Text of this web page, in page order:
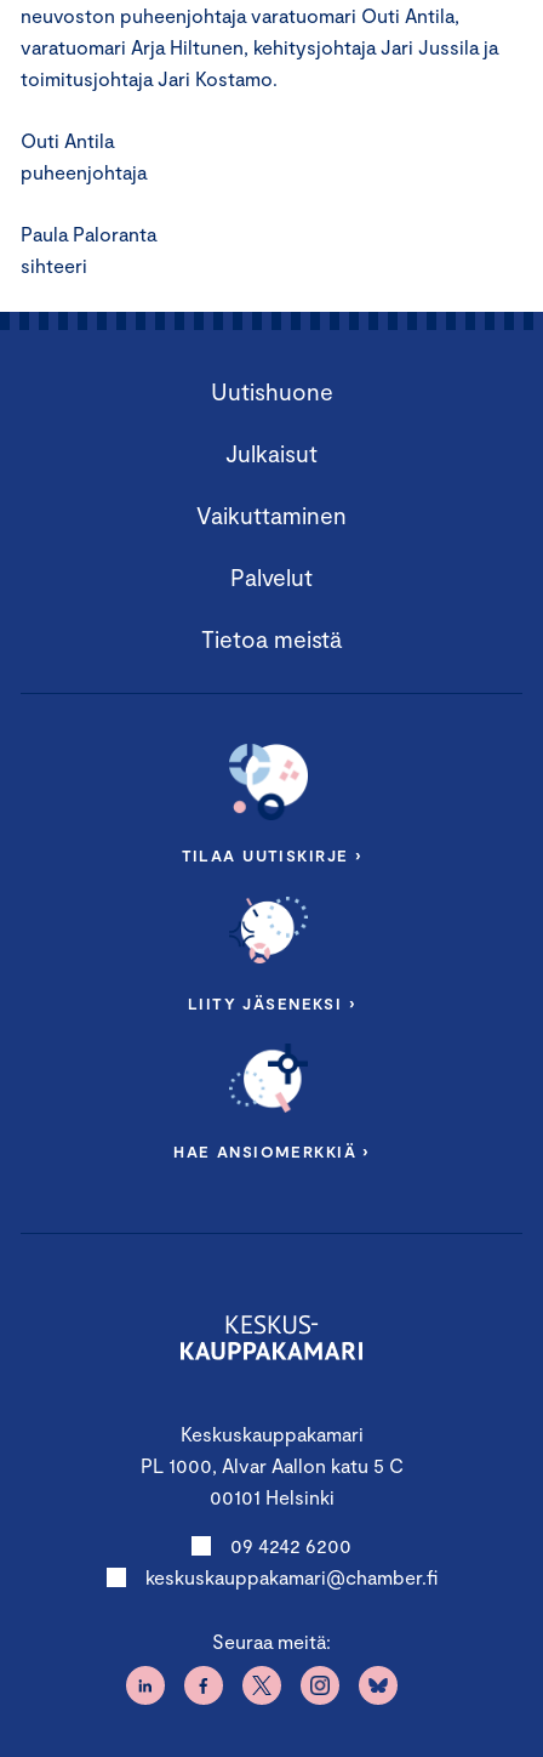
neuvoston puheenjohtaja varatuomari Outi Antila,
varatuomari Arja Hiltunen, kehitysjohtaja Jari Jussila ja
toimitusjohtaja Jari Kostamo.
Outi Antila
puheenjohtaja
Paula Paloranta
sihteeri
Keskuskauppakamari
PL 1000, Alvar Aallon katu 5 C
00101 Helsinki
09 4242 6200
keskuskauppakamari@chamber.fi
Seuraa meitä:
Uutishuone
Julkaisut
Vaikuttaminen
Palvelut
Tietoa meistä
TILAA UUTISKIRJE ›
LIITY JÄSENEKSI ›
HAE ANSIOMERKKIÄ ›